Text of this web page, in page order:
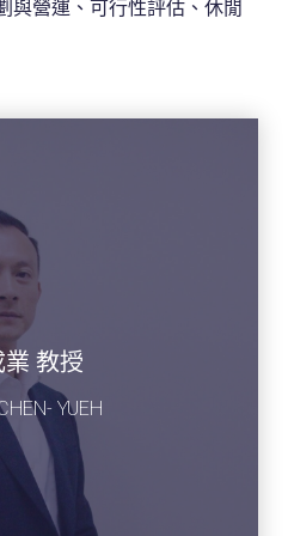
與營運、可行性評估、休閒
業 教授
YUEH